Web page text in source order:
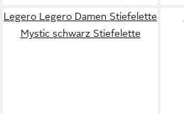
Legero Legero Damen Stiefelette
Mystic schwarz Stiefelette